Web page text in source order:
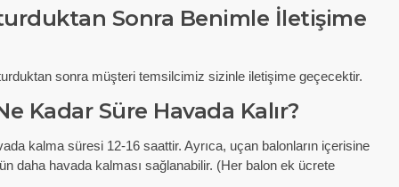
Sonra Benimle İletişime
sonra müşteri temsilcimiz sizinle iletişime geçecektir.
Kadar Süre Havada Kalır?
kalma süresi 12-16 saattir. Ayrıca, uçan balonların içerisine
daha havada kalması sağlanabilir. (Her balon ek ücrete